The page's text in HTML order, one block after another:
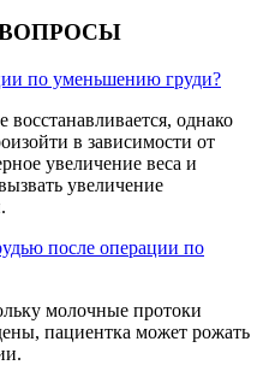
по уменьшению груди?
однако
в зависимости от
увеличение веса и
увеличение
после операции по
молочные протоки
пациентка может рожать